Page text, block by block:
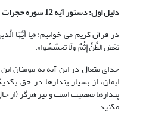
دلیل اول: دستورآیه 12 سوره حجرات
در قرآن کریم می خوانیم:«یَا أَیُّهَا
بَعْضَ الظَّنِّ إِثْمٌ وَلَا تَجَسَّسُوا».
خدای متعال در این آیه به مومنان
ایمان، از بسیار پندارها در حق
پندارها معصیت است و نیز هرگز
مکنید.